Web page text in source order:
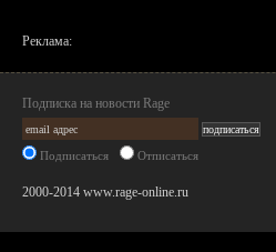
Реклама:
Подписка на новости Rage
Подписаться Отписаться
2000-2014 www.rage-online.ru